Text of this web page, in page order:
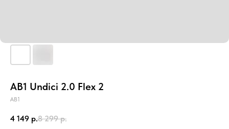
AB1 Undici 2.0 Flex 2
AB1
4 149 р.8 299 р.